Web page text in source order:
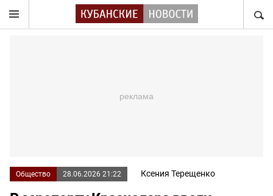
Общество 28.06.2026 21:22 Ксения Терещенко